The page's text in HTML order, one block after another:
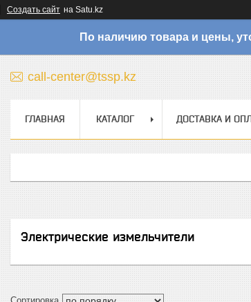
Создать сайт на Satu.kz
По наличию товара и цены,
call-center@tssp.kz
ГЛАВНАЯ КАТАЛОГ ДОСТАВКА И
Электрические измельчители